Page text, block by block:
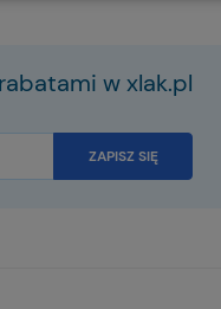
w xlak.pl
ZAPISZ SIĘ